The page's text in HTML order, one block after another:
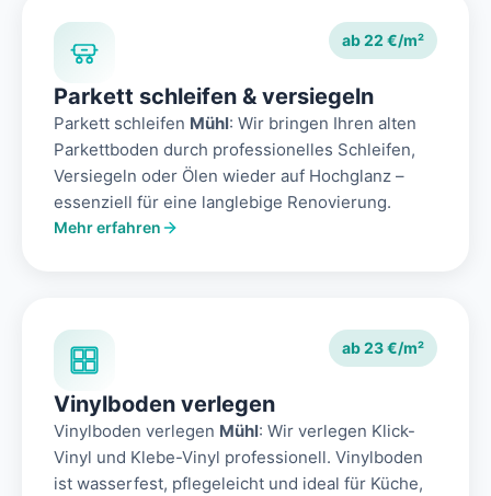
ab 22 €/m²
Parkett schleifen & versiegeln
Parkett schleifen Mühl: Wir bringen Ihren alten
Parkettboden durch professionelles Schleifen,
Versiegeln oder Ölen wieder auf Hochglanz –
essenziell für eine langlebige Renovierung.
Mehr erfahren
ab 23 €/m²
Vinylboden verlegen
Vinylboden verlegen Mühl: Wir verlegen Klick-
Vinyl und Klebe-Vinyl professionell. Vinylboden
ist wasserfest, pflegeleicht und ideal für Küche,